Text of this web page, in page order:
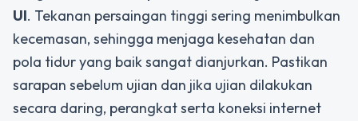
UI. Tekanan persaingan tinggi sering menimbulkan
kecemasan, sehingga menjaga kesehatan dan
pola tidur yang baik sangat dianjurkan. Pastikan
sarapan sebelum ujian dan jika ujian dilakukan
secara daring, perangkat serta koneksi internet